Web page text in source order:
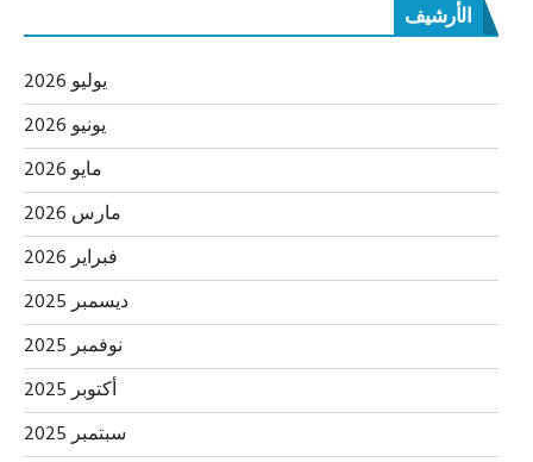
الأرشيف
يوليو 2026
يونيو 2026
مايو 2026
مارس 2026
فبراير 2026
ديسمبر 2025
نوفمبر 2025
أكتوبر 2025
سبتمبر 2025